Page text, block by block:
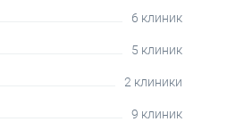
6 клиник
5 клиник
2 клиники
9 клиник